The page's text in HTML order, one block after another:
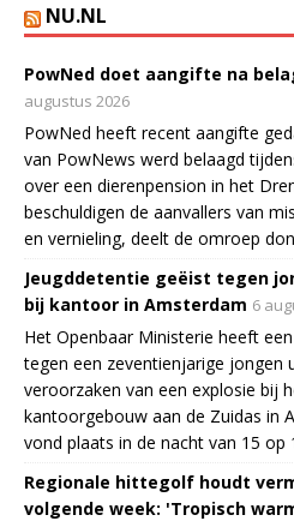
NU.NL
PowNed doet aangifte na
augustus 2026
PowNed heeft recent aangifte
van PowNews werd belaagd
over een dierenpension in het
beschuldigen de aanvallers van
en vernieling, deelt de omroep
Jeugddetentie geëist tegen
bij kantoor in Amsterdam 6
Het Openbaar Ministerie heeft
tegen een zeventienjarige jongen
veroorzaken van een explosie bij
kantoorgebouw aan de Zuidas in
vond plaats in de nacht van 15 op
Regionale hittegolf houdt
volgende week: 'Tropisch